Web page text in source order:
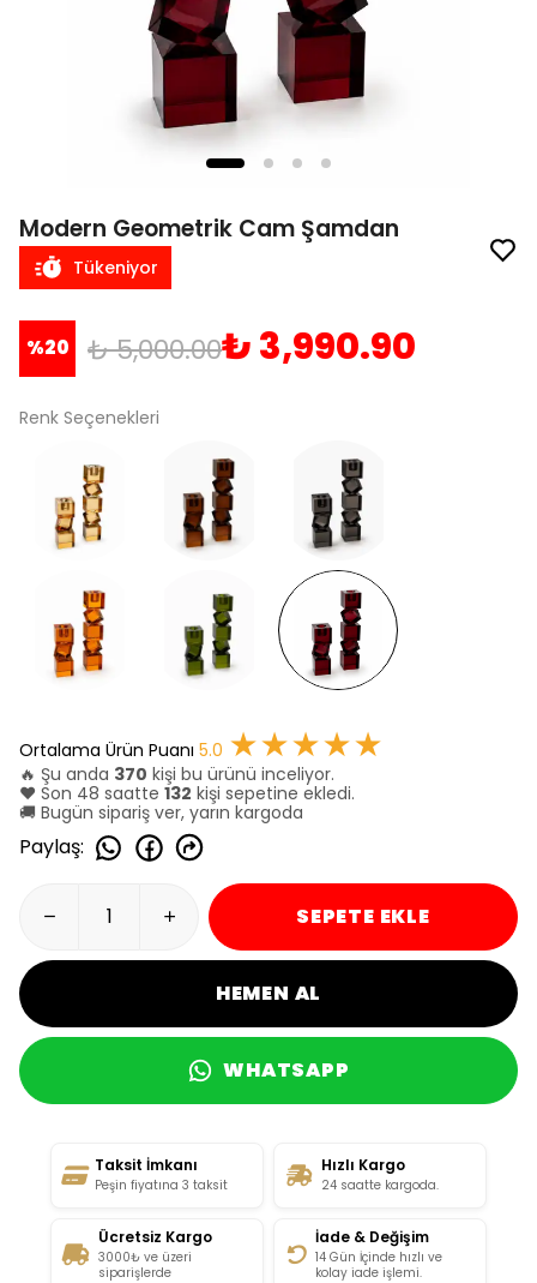
Modern Geometrik Cam Şamdan
Tükeniyor
%20 ₺ 5,000.00₺ 3,990.90
Renk Seçenekleri
Ortalama Ürün Puanı 5.0 ★★★★★
🔥 Şu anda 370 kişi bu ürünü inceliyor.
❤️ Son 48 saatte 132 kişi sepetine ekledi.
🚚 Bugün sipariş ver, yarın kargoda
Paylaş:
SEPETE EKLE
HEMEN AL
WHATSAPP
Taksit İmkanı
Peşin fiyatına 3 taksit
Hızlı Kargo
24 saatte kargoda.
Ücretsiz Kargo
3000₺ ve üzeri
siparişlerde
İade & Değişim
14 Gün İçinde hızlı ve
kolay iade işlemi.